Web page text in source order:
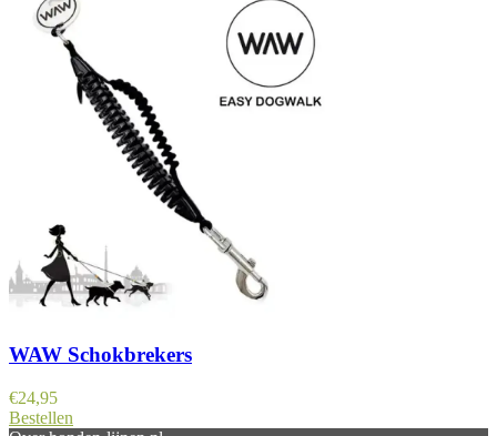
WAW Schokbrekers
€24,95
Bestellen